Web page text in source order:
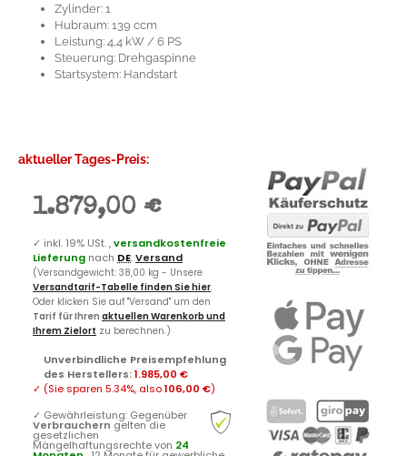
Zylinder: 1
Hubraum: 139 ccm
Leistung: 4,4 kW / 6 PS
Steuerung: Drehgaspinne
Startsystem: Handstart
aktueller Tages-Preis:
1.879,00 €
✓ inkl. 19% USt. ,versandkostenfreie
Lieferung nach DE.Versand
(Versandgewicht: 38,00 kg - Unsere
Versandtarif-Tabelle finden Sie hier.
Oder klicken Sie auf "Versand" um den
Tarif für Ihren aktuellen Warenkorb und
Ihrem Zielort zu berechnen.)
Unverbindliche Preisempfehlung
des Herstellers:1.985,00 €
✓ (Sie sparen 5.34%, also106,00 €)
✓ Gewährleistung: Gegenüber
Verbrauchern gelten die
gesetzlichen
Mängelhaftungsrechte von 24